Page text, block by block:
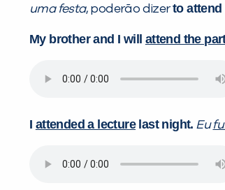
uma festa, poderão dizerto attend
My brother and I will attend the
I attended a lecturelast night. Eu